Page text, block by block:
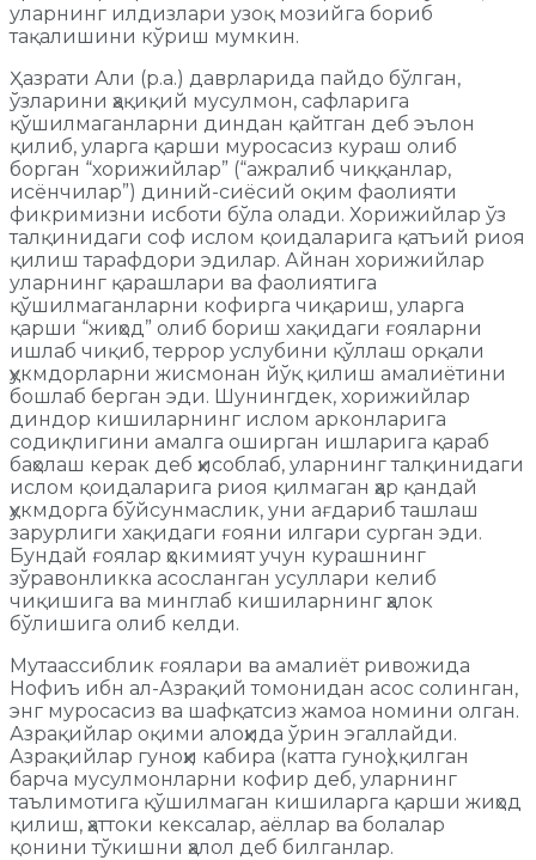
уларнинг илдизлари узоқ мозийга бориб
тақалишини кўриш мумкин.
Ҳазрати Али (р.а.) даврларида пайдо бўлган,
ўзларини ҳақиқий мусулмон, сафларига
қўшилмаганларни диндан қайтган деб эълон
қилиб, уларга қарши муросасиз кураш олиб
борган “хорижийлар” (“ажралиб чиққанлар,
исёнчилар”) диний-сиёсий оқим фаолияти
фикримизни исботи бўла олади. Хорижийлар ўз
талқинидаги соф ислом қоидаларига қатъий риоя
қилиш тарафдори эдилар. Айнан хорижийлар
уларнинг қарашлари ва фаолиятига
қўшилмаганларни кофирга чиқариш, уларга
қарши “жиҳод” олиб бориш хақидаги ғояларни
ишлаб чиқиб, террор услубини қўллаш орқали
ҳукмдорларни жисмонан йўқ қилиш амалиётини
бошлаб берган эди. Шунингдек, хорижийлар
диндор кишиларнинг ислом арконларига
содиқлигини амалга оширган ишларига қараб
баҳолаш керак деб ҳисоблаб, уларнинг талқинидаги
ислом қоидаларига риоя қилмаган ҳар қандай
ҳукмдорга бўйсунмаслик, уни ағдариб ташлаш
зарурлиги хақидаги ғояни илгари сурган эди.
Бундай ғоялар ҳокимият учун курашнинг
зўравонликка асосланган усуллари келиб
чиқишига ва минглаб кишиларнинг ҳалок
бўлишига олиб келди.
Мутаассиблик ғоялари ва амалиёт ривожида
Нофиъ ибн ал-Азрақий томонидан асос солинган,
энг муросасиз ва шафқатсиз жамоа номини олган.
Азрақийлар оқими алоҳида ўрин эгаллайди.
Азрақийлар гуноҳи кабира (катта гуноҳ) қилган
барча мусулмонларни кофир деб, уларнинг
таълимотига қўшилмаган кишиларга қарши жиҳод
қилиш, ҳаттоки кексалар, аёллар ва болалар
қонини тўкишни ҳалол деб билганлар.